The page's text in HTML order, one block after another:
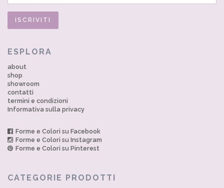
ESPLORA
about
shop
showroom
contatti
termini e condizioni
Informativa sulla privacy
Forme e Colori su Facebook
Forme e Colori su Instagram
Forme e Colori su Pinterest
CATEGORIE PRODOTTI